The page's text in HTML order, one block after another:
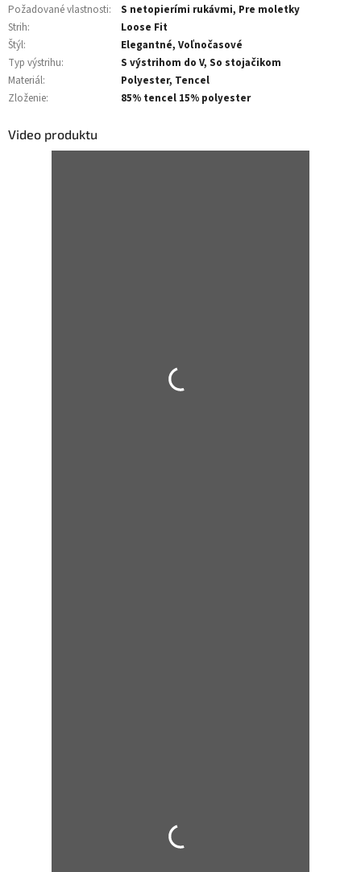
Požadované vlastnosti:
S netopierími rukávmi, Pre moletky
Strih:
Loose Fit
Štýl:
Elegantné, Voľnočasové
Typ výstrihu:
S výstrihom do V, So stojačikom
Materiál:
Polyester, Tencel
Zloženie: 85% tencel 15% polyester
Video produktu